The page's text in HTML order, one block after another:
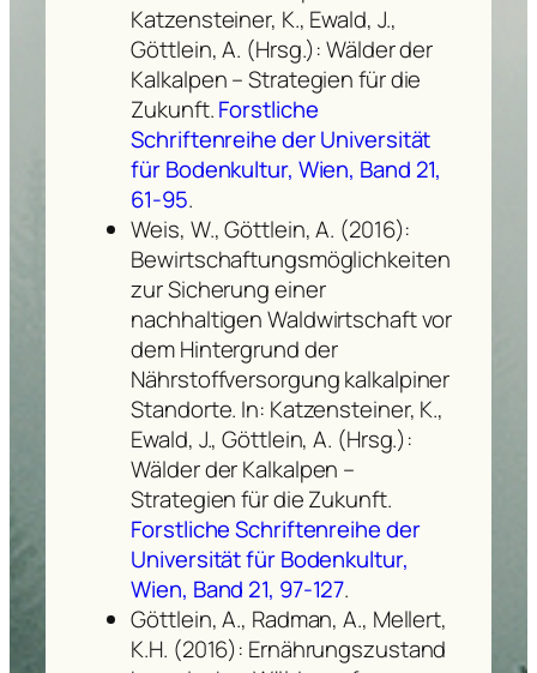
Katzensteiner, K., Ewald, J.,
Göttlein, A. (Hrsg.): Wälder der
Kalkalpen – Strategien für die
Zukunft.Forstliche
Schriftenreihe der Universität
für Bodenkultur, Wien, Band 21,
61-95.
Weis, W., Göttlein, A. (2016):
Bewirtschaftungsmöglichkeiten
zur Sicherung einer
nachhaltigen Waldwirtschaft vor
dem Hintergrund der
Nährstoffversorgung kalkalpiner
Standorte. In: Katzensteiner, K.,
Ewald, J., Göttlein, A. (Hrsg.):
Wälder der Kalkalpen –
Strategien für die Zukunft.
Forstliche Schriftenreihe der
Universität für Bodenkultur,
Wien, Band 21, 97-127.
Göttlein, A., Radman, A., Mellert,
K.H. (2016): Ernährungszustand